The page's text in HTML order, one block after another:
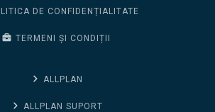
DE CONFIDENȚIALITATE
TERMENI ȘI CONDIȚII
ALLPLAN
ALLPLAN SUPORT